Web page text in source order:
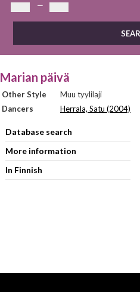
—
Marian päivä
Other Style
Muu tyylilaji
Dancers
Herrala, Satu (2004)
Database search
More information
In Finnish